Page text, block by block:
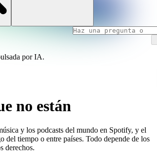
por IA.
no están
y los podcasts del mundo en Spotify, y el
del tiempo o entre países. Todo depende de los
derechos.